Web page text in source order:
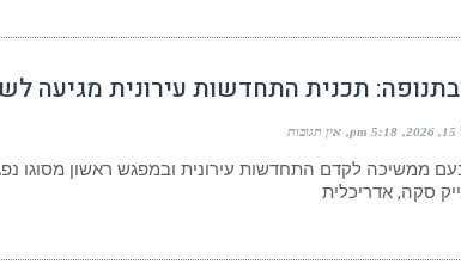
תכנית התחדשות עירונית מגיעה
5:18 pm אין תגובות
ממשיכה לקדם התחדשות עירונית ובמפגש ראשון מסוגו
סקה, אדריכלית